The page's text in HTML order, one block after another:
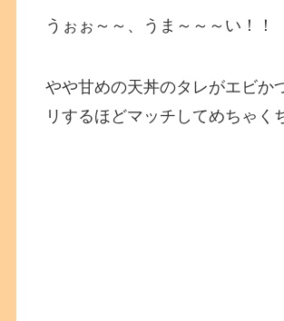
うぉぉ～～、うま～～～い！！
やや甘めの天丼のタレがエビか
リするほどマッチしてめちゃく